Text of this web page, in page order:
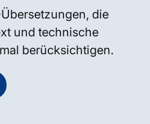
die
und technische
berücksichtigen.